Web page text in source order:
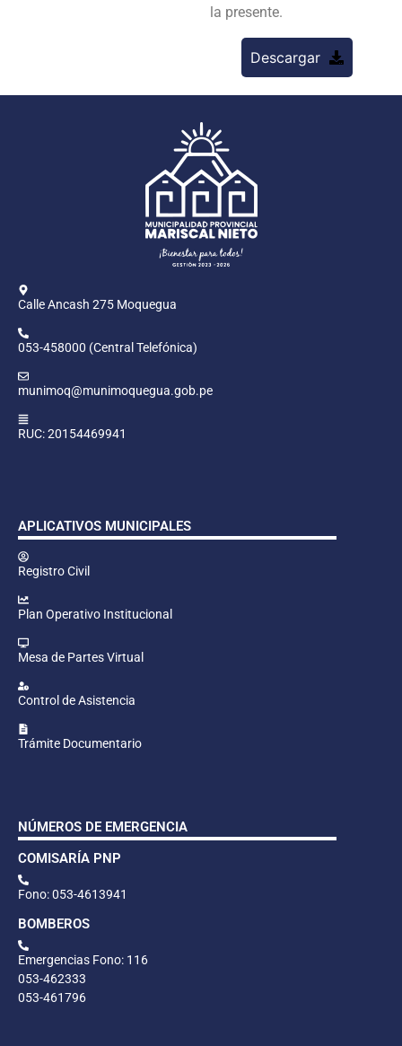
la presente.
Descargar
Calle Ancash 275 Moquegua
053-458000 (Central Telefónica)
munimoq@munimoquegua.gob.pe
RUC: 20154469941
APLICATIVOS MUNICIPALES
Registro Civil
Plan Operativo Institucional
Mesa de Partes Virtual
Control de Asistencia
Trámite Documentario
NÚMEROS DE EMERGENCIA
COMISARÍA PNP
Fono: 053-4613941
BOMBEROS
Emergencias Fono: 116
053-462333
053-461796